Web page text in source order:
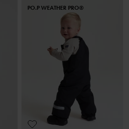
PO.P WEATHER PRO®